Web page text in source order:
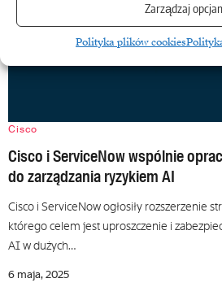
Zarządzaj
Polityka plików cookies
Cisco
Cisco i ServiceNow wspólnie
do zarządzania ryzykiem AI
Cisco i ServiceNow ogłosiły rozszerzenie
którego celem jest uproszczenie i
AI w dużych…
6 maja, 2025